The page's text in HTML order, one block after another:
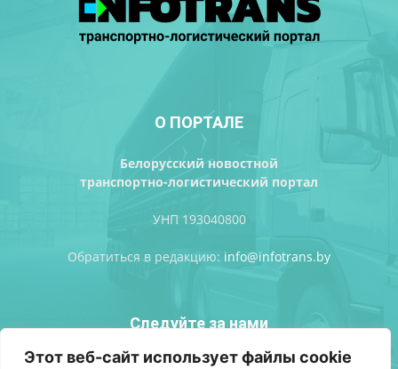
Этот веб-сайт использует файлы cookie
О ПОРТАЛЕ
Белорусский новостной
транспортно-логистический портал
УНП 193040800
Обратиться в редакцию: info@infotrans.bу
Следуйте за нами